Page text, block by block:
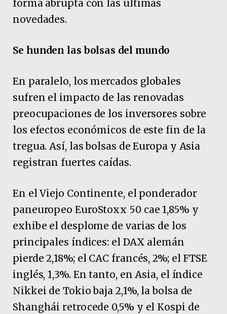
forma abrupta con las últimas
novedades.
Se hunden las bolsas del mundo
En paralelo, los mercados globales
sufren el impacto de las renovadas
preocupaciones de los inversores sobre
los efectos económicos de este fin de la
tregua. Así, las bolsas de Europa y Asia
registran fuertes caídas.
En el Viejo Continente, el ponderador
paneuropeo EuroStoxx 50 cae 1,85% y
exhibe el desplome de varias de los
principales índices: el DAX alemán
pierde 2,18%; el CAC francés, 2%; el FTSE
inglés, 1,3%. En tanto, en Asia, el índice
Nikkei de Tokio baja 2,1%, la bolsa de
Shanghái retrocede 0,5% y el Kospi de